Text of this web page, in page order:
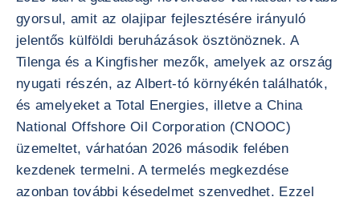
gyorsul, amit az olajipar fejlesztésére irányuló
jelentős külföldi beruházások ösztönöznek. A
Tilenga és a Kingfisher mezők, amelyek az ország
nyugati részén, az Albert-tó környékén találhatók,
és amelyeket a Total Energies, illetve a China
National Offshore Oil Corporation (CNOOC)
üzemeltet, várhatóan 2026 második felében
kezdenek termelni. A termelés megkezdése
azonban további késedelmet szenvedhet. Ezzel